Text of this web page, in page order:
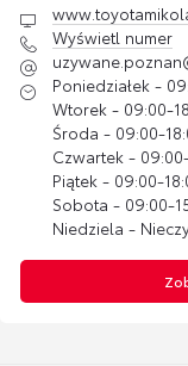
Cena
2
Cena
2
Dariusz
Doradca
Wyświetl
Karol
Wyświetl numer
Poniedziałek -
Wtorek - 09:00-
Środa - 09:00-
Czwartek -
Piątek - 09:00-
Sobota - 09:00-
Niedziela -